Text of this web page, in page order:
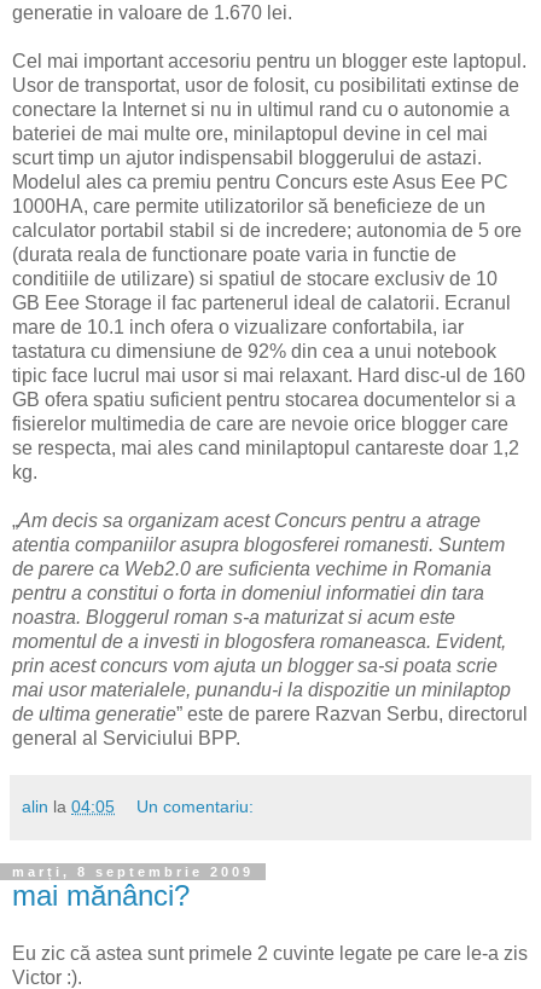
generatie in valoare de 1.670 lei.
Cel mai important accesoriu pentru un blogger este laptopul.
Usor de transportat, usor de folosit, cu posibilitati extinse de
conectare la Internet si nu in ultimul rand cu o autonomie a
bateriei de mai multe ore, minilaptopul devine in cel mai
scurt timp un ajutor indispensabil bloggerului de astazi.
Modelul ales ca premiu pentru Concurs este Asus Eee PC
1000HA, care permite utilizatorilor să beneficieze de un
calculator portabil stabil si de incredere; autonomia de 5 ore
(durata reala de functionare poate varia in functie de
conditiile de utilizare) si spatiul de stocare exclusiv de 10
GB Eee Storage il fac partenerul ideal de calatorii. Ecranul
mare de 10.1 inch ofera o vizualizare confortabila, iar
tastatura cu dimensiune de 92% din cea a unui notebook
tipic face lucrul mai usor si mai relaxant. Hard disc-ul de 160
GB ofera spatiu suficient pentru stocarea documentelor si a
fisierelor multimedia de care are nevoie orice blogger care
se respecta, mai ales cand minilaptopul cantareste doar 1,2
kg.
„Am decis sa organizam acest Concurs pentru a atrage
atentia companiilor asupra blogosferei romanesti. Suntem
de parere ca Web2.0 are suficienta vechime in Romania
pentru a constitui o forta in domeniul informatiei din tara
noastra. Bloggerul roman s-a maturizat si acum este
momentul de a investi in blogosfera romaneasca. Evident,
prin acest concurs vom ajuta un blogger sa-si poata scrie
mai usor materialele, punandu-i la dispozitie un minilaptop
de ultima generatie” este de parere Razvan Serbu, directorul
general al Serviciului BPP.
alin la 04:05 Un comentariu:
marți, 8 septembrie 2009
mai mănânci?
Eu zic că astea sunt primele 2 cuvinte legate pe care le-a zis
Victor :).